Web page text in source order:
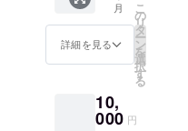
月
詳細を見る
こ
の
リ
タ
ー
ン
を
選
択
す
る
10,
000 円